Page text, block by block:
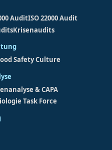
AuditISO 22000 Audit
Krisenaudits
Safety Culture
& CAPA
Task Force